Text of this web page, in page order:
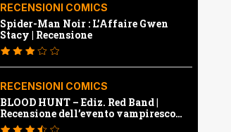
RECENSIONI COMICS
Spider-Man Noir : L’Affaire Gwen
Stacy | Recensione
RECENSIONI COMICS
BLOOD HUNT – Ediz. Red Band |
Recensione dell’evento vampiresco
della Marvel